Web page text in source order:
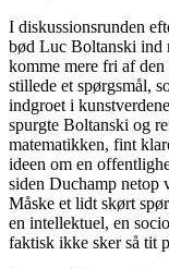
I diskussionsrunden
bød Luc Boltanski ind
komme mere fri af
stillede et spørgsmål,
indgroet i
spurgte Boltanski og
matematikken, fint
ideen om en
siden Duchamp netop
Måske et lidt skørt
en intellektuel, en
faktisk ikke sker så tit